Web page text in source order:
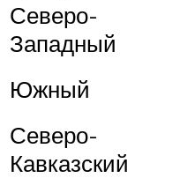
Северо-
Западный
Южный
Северо-
Кавказский